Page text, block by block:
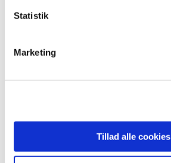
Statistik
Marketing
Tillad alle cookies
2013 (49)
2009 (14)
2007 (3)